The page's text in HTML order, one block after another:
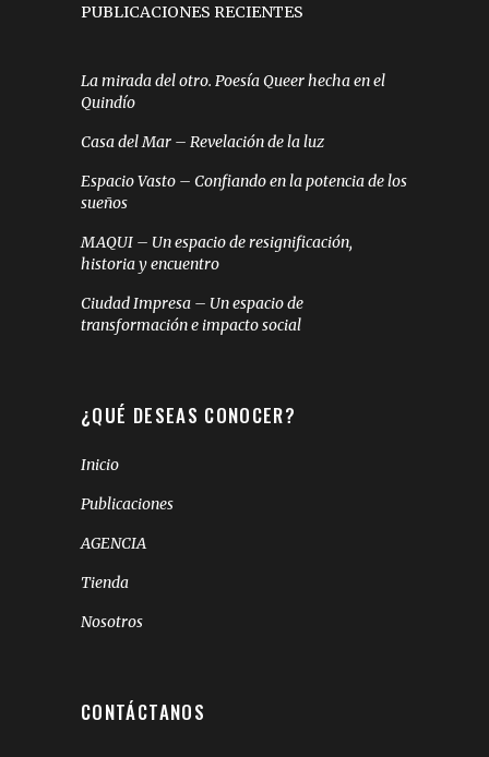
PUBLICACIONES RECIENTES
La mirada del otro. Poesía Queer hecha en el
Quindío
Casa del Mar – Revelación de la luz
Espacio Vasto – Confiando en la potencia de los
sueños
MAQUI – Un espacio de resignificación,
historia y encuentro
Ciudad Impresa – Un espacio de
transformación e impacto social
¿QUÉ DESEAS CONOCER?
Inicio
Publicaciones
AGENCIA
Tienda
Nosotros
CONTÁCTANOS